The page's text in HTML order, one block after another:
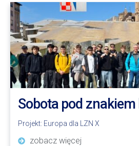
Sobota pod
Projekt: Europa dla LZN X
zobacz więcej